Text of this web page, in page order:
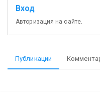
Вход
Авторизация на сайте.
Публикации